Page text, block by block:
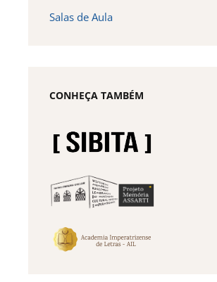
Salas de Aula
CONHEÇA TAMBÉM